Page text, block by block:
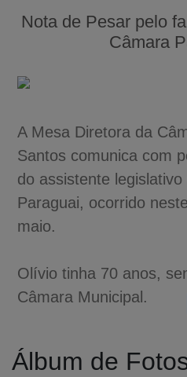
Nota de Pesar pelo
Câmara
A Mesa Diretora da
Santos comunica com
do assistente
Paraguai, ocorrido
maio.
Olívio tinha 70 anos,
Câmara Municipal.
Álbum de